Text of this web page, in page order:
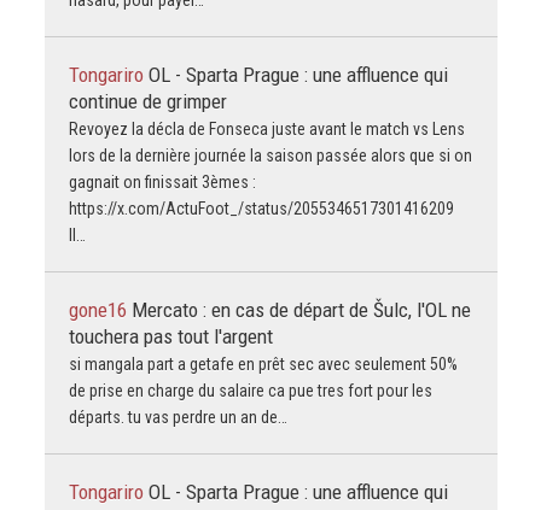
Tongariro OL - Sparta Prague : une affluence qui
continue de grimper
Revoyez la décla de Fonseca juste avant le match vs Lens
lors de la dernière journée la saison passée alors que si on
gagnait on finissait 3èmes :
https://x.com/ActuFoot_/status/2055346517301416209
gone16 Mercato : en cas de départ de Šulc, l'OL ne
touchera pas tout l'argent
si mangala part a getafe en prêt sec avec seulement 50%
de prise en charge du salaire ca pue tres fort pour les
départs. tu vas perdre un an de…
Tongariro OL - Sparta Prague : une affluence qui